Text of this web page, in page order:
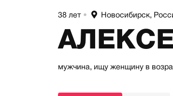
38 лет • Новосибирск,
мужчина, ищу женщину в